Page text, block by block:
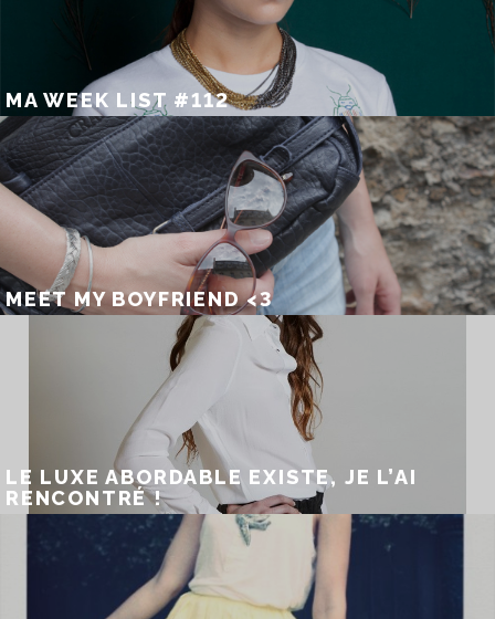
MA WEEK LIST #112
MEET MY BOYFRIEND <3
LE LUXE ABORDABLE EXISTE, JE L’AI
RENCONTRÉ !